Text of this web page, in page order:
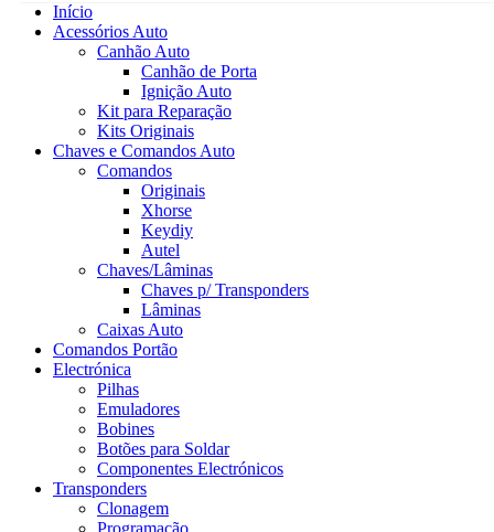
Início
Acessórios Auto
Canhão Auto
Canhão de Porta
Ignição Auto
Kit para Reparação
Kits Originais
Chaves e Comandos Auto
Comandos
Originais
Xhorse
Keydiy
Autel
Chaves/Lâminas
Chaves p/ Transponders
Lâminas
Caixas Auto
Comandos Portão
Electrónica
Pilhas
Emuladores
Bobines
Botões para Soldar
Componentes Electrónicos
Transponders
Clonagem
Programação